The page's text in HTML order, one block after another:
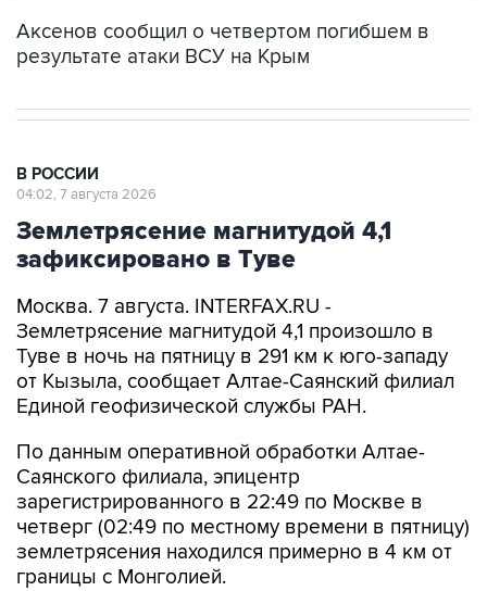
Аксенов сообщил о четвертом погибшем в
результате атаки ВСУ на Крым
В РОССИИ
04:02, 7 августа 2026
Землетрясение магнитудой 4,1
зафиксировано в Туве
Москва. 7 августа. INTERFAX.RU -
Землетрясение магнитудой 4,1 произошло в
Туве в ночь на пятницу в 291 км к юго-западу
от Кызыла, сообщает Алтае-Саянский филиал
Единой геофизической службы РАН.
По данным оперативной обработки Алтае-
Саянского филиала, эпицентр
зарегистрированного в 22:49 по Москве в
четверг (02:49 по местному времени в пятницу)
землетрясения находился примерно в 4 км от
границы с Монголией.